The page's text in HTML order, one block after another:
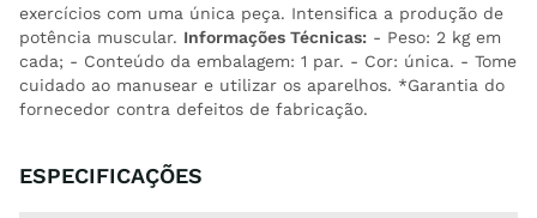
exercícios com uma única peça. Intensifica a produção de
potência muscular. Informações Técnicas: - Peso: 2 kg em
cada; - Conteúdo da embalagem: 1 par. - Cor: única. - Tome
cuidado ao manusear e utilizar os aparelhos. *Garantia do
fornecedor contra defeitos de fabricação.
ESPECIFICAÇÕES